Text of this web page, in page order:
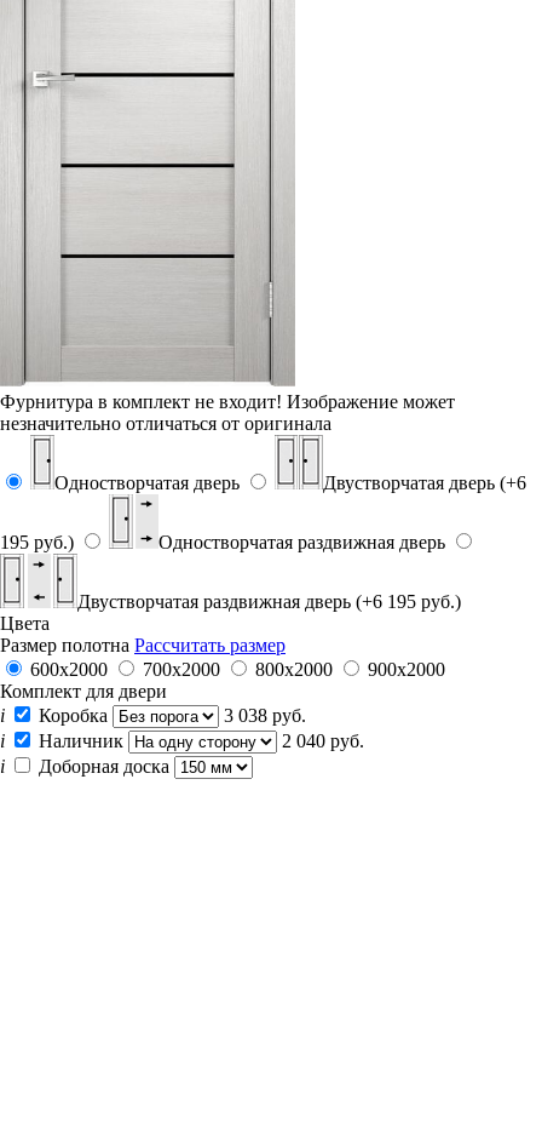
Фурнитура в комплект не входит! Изображение может
незначительно отличаться от оригинала
Одностворчатая дверь Двустворчатая дверь (+6
195 руб.) Одностворчатая раздвижная дверь
Двустворчатая раздвижная дверь (+6 195 руб.)
Цвета
Размер полотна Рассчитать размер
600x2000
700x2000 800x2000
900x2000
Комплект для двери
i
Коробка
3 038 руб.
i
Наличник
2 040 руб.
i
Доборная доска